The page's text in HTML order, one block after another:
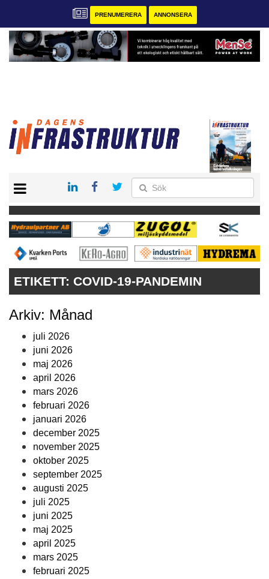
PRENUMERERA ANNONSERA
KONTAKT
VÅRA ANDRA MAGASIN
PRENUMERERA
ETIKETT: COVID-19-PANDEMIN
Arkiv: Månad
juli 2026
juni 2026
maj 2026
april 2026
mars 2026
februari 2026
januari 2026
december 2025
november 2025
oktober 2025
september 2025
augusti 2025
juli 2025
juni 2025
maj 2025
april 2025
mars 2025
februari 2025